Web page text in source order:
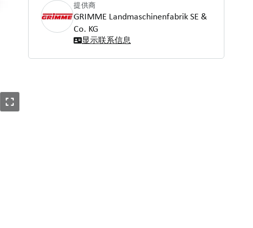
提供商
GRIMME Landmaschinenfabrik SE &
Co. KG
显示联系信息